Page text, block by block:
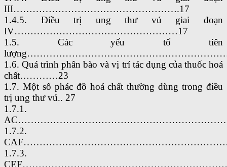
III…………………………………………….17
1.4.5. Điều trị ung thư vú giai đoạn
IV……………………………………………17
1.5. Các yếu tố tiên
1.6. Quá trình phân bào và vị trí tác dụng của thuốc hoá
chất…………23
1.7. Một số phác đồ hoá chất thường dùng trong điều
trị ung thư vú.. 27
1.7.1.
1.7.2.
1.7.3.